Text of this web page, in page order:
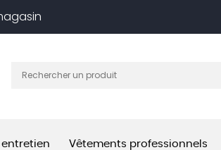
entretien Vêtements professionnels